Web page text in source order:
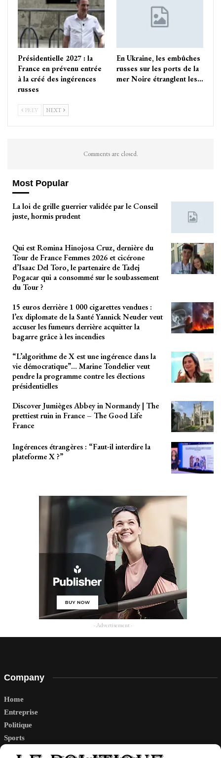
Présidentielle 2027 : la
France en prévenu entrée
à la créé des ingérences
russes
En Ukraine, les embûches
russes sur les ports de la
mer Noire étranglent les…
PREV NEXT
Comments are closed.
Most Popular
La loi de grille guerrier validée par le Conseil
juste, hormis prudent
Qui est Romina Hinojosa Cruz, dernière du
Tour de France Femmes 2026 et cicérone
d’Isaac Del Toro, le partenaire de Tadej
Pogacar qui a consommé sur le soubassement
du Tour ?
15 euros derrière 1 000 cigarettes vendues :
l’ex diplomate de la Santé Yannick Neuder veut
accuser les fumeurs derrière acquitter la
bagarre grâce à les incendies
“L’algorithme de X est une ingérence dans la
vie démocratique”… Marine Tondelier veut
pendre la programme contre les élections
présidentielles
Discover Jumièges Abbey in Normandy | The
prettiest ruin in France – The Good Life
France
Ingérences étrangères : “Faut-il interdire la
plateforme X ?”
- Advertisement -
Company
Home
Entreprise
Politique
Sports